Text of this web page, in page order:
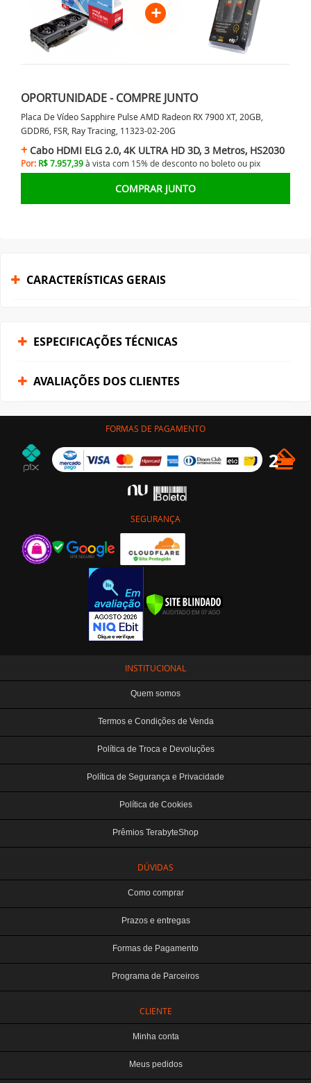
+
OPORTUNIDADE - COMPRE JUNTO
Placa De Vídeo Sapphire Pulse AMD Radeon RX 7900 XT, 20GB,
GDDR6, FSR, Ray Tracing, 11323-02-20G
Cabo HDMI ELG 2.0, 4K ULTRA HD 3D, 3 Metros, HS2030
Por: R$ 7.957,39à vista com 15% de desconto no boleto ou pix
COMPRAR JUNTO
CARACTERÍSTICAS GERAIS
ESPECIFICAÇÕES TÉCNICAS
AVALIAÇÕES DOS CLIENTES
FORMAS DE PAGAMENTO
SEGURANÇA
INSTITUCIONAL
Quem somos
Termos e Condições de Venda
Política de Troca e Devoluções
Política de Segurança e Privacidade
Política de Cookies
Prêmios TerabyteShop
DÚVIDAS
Como comprar
Prazos e entregas
Formas de Pagamento
Programa de Parceiros
CLIENTE
Minha conta
Meus pedidos